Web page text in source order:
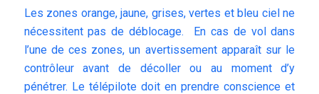
Les zones orange, jaune, grises, vertes et bleu ciel ne
nécessitent pas de déblocage. En cas de vol dans
l’une de ces zones, un avertissement apparaît sur le
contrôleur avant de décoller ou au moment d’y
pénétrer. Le télépilote doit en prendre conscience et